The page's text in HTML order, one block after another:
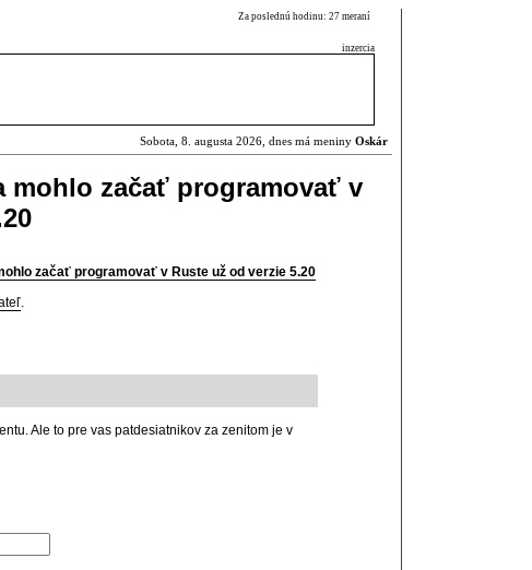
Za poslednú hodinu: 27 meraní
inzercia
Sobota, 8. augusta 2026, dnes má meniny Oskár
mohlo začať programovať v
začať programovať v Ruste už od verzie 5.20
.
Ale to pre vas patdesiatnikov za zenitom je v